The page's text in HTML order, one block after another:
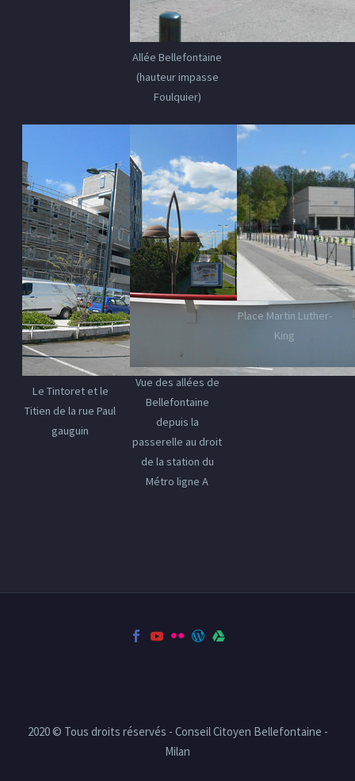
Allée Bellefontaine
(hauteur impasse
Foulquier)
Le Tintoret et le
Titien de la rue Paul
gauguin
Vue des allées de
Bellefontaine
depuis la
passerelle au droit
de la station du
Métro ligne A
Place Martin Luther-
King
2020 © Tous droits réservés - Conseil Citoyen Bellefontaine -
Milan